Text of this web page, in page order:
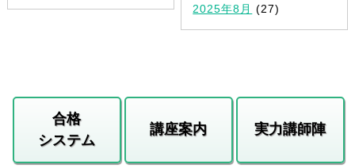
2025年8月 (27)
合格
システム
講座案内 実力講師陣